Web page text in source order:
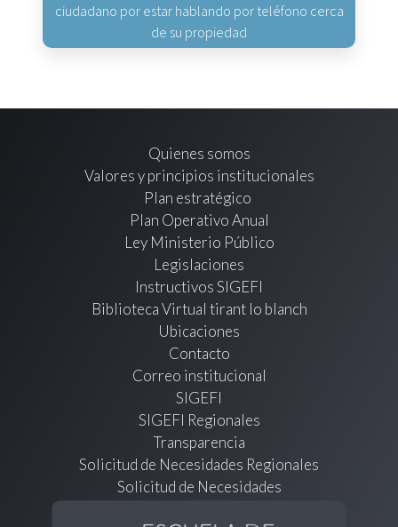
ciudadano por estar hablando por teléfono cerca
de su propiedad
Quienes somos
Valores y principios institucionales
Plan estratégico
Plan Operativo Anual
Ley Ministerio Público
Legislaciones
Instructivos SIGEFI
Biblioteca Virtual tirant lo blanch
Ubicaciones
Contacto
Correo institucional
SIGEFI
SIGEFI Regionales
Transparencia
Solicitud de Necesidades Regionales
Solicitud de Necesidades